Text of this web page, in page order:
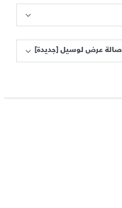
[صالة عرض لوسيل [جديدة